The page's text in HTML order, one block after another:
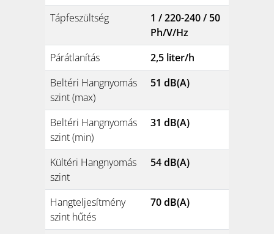
Tápfeszültség
1 / 220-240 / 50
Ph/V/Hz
Párátlanítás
2,5 liter/h
Beltéri Hangnyomás
szint (max)
51 dB(A)
Beltéri Hangnyomás
szint (min)
31 dB(A)
Kültéri Hangnyomás
szint
54 dB(A)
Hangteljesítmény
szint hűtés
70 dB(A)